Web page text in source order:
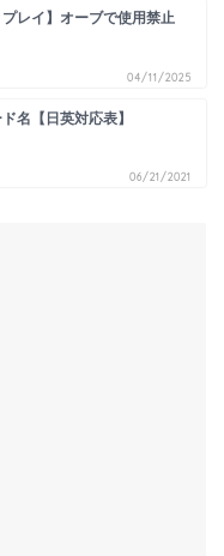
プレイ】オーブで使用禁止
04/11/2025
名【日英対応表】
06/21/2021